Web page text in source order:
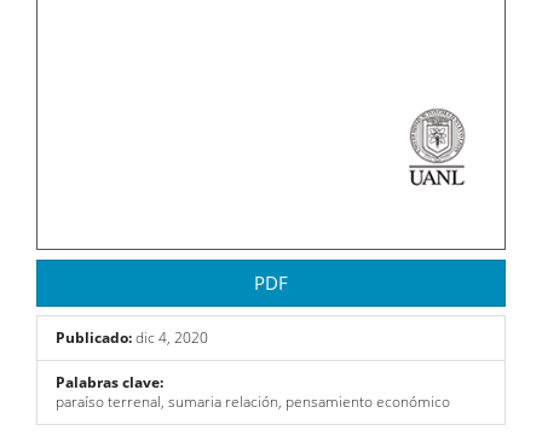
PDF
Publicado:dic 4, 2020
Palabras clave:
paraíso terrenal, sumaria relación, pensamiento económico